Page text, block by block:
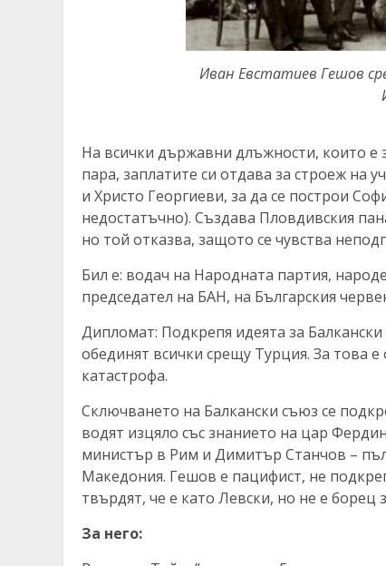
Иван Евстатиев Гешов
На всички държавни длъжности, които е
пара, заплатите си отдава за строеж на
и Христо Георгиеви, за да се построи
недостатъчно). Създава Пловдивския
но той отказва, защото се чувства
Бил е: водач на Народната партия,
председател на БАН, на Българския
Дипломат: Подкрепя идеята за
обединят всички срещу Турция. За това
катастрофа.
Сключването на Балкански съюз се
водят изцяло със знанието на цар
министър в Рим и Димитър Станчов –
Македония. Гешов е пацифист, не
твърдят, че е като Левски, но не е
За него: